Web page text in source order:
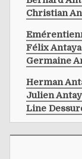
Christian
Félix Antaya
Germaine
Herman
Julien
Line